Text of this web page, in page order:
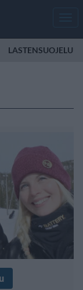
LASTENSUOJELU